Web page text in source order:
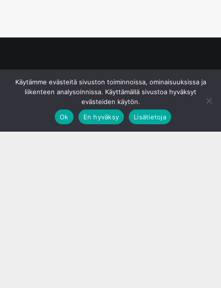
Käytämme evästeitä sivuston toiminnoissa, ominaisuuksissa ja
liikenteen analysoinnissa. Käyttämällä sivustoa hyväksyt
evästeiden käytön.
Ok
En hyväksy Lisätietoja